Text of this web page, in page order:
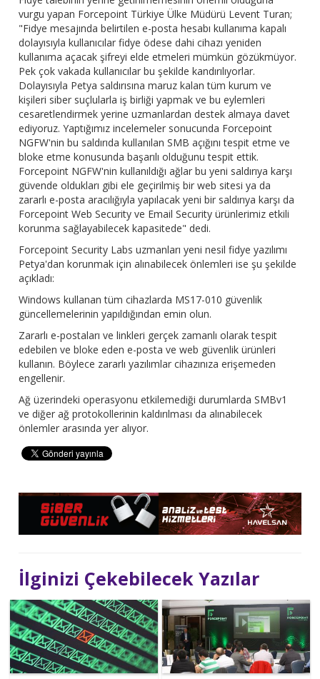
vurgu yapan Forcepoint Türkiye Ülke Müdürü Levent Turan;
"Fidye mesajında belirtilen e-posta hesabı kullanıma kapalı
dolayısıyla kullanıcılar fidye ödese dahi cihazı yeniden
kullanıma açacak şifreyi elde etmeleri mümkün gözükmüyor.
Pek çok vakada kullanıcılar bu şekilde kandırılıyorlar.
Dolayısıyla Petya saldırısına maruz kalan tüm kurum ve
kişileri siber suçlularla iş birliği yapmak ve bu eylemleri
cesaretlendirmek yerine uzmanlardan destek almaya davet
ediyoruz. Yaptığımız incelemeler sonucunda Forcepoint
NGFW'nin bu saldırıda kullanılan SMB açığını tespit etme ve
bloke etme konusunda başarılı olduğunu tespit ettik.
Forcepoint NGFW'nin kullanıldığı ağlar bu yeni saldırıya karşı
güvende oldukları gibi ele geçirilmiş bir web sitesi ya da
zararlı e-posta aracılığıyla yapılacak yeni bir saldırıya karşı da
Forcepoint Web Security ve Email Security ürünlerimiz etkili
korunma sağlayabilecek kapasitede" dedi.
Forcepoint Security Labs uzmanları yeni nesil fidye yazılımı
Petya'dan korunmak için alınabilecek önlemleri ise şu şekilde
açıkladı:
Windows kullanan tüm cihazlarda MS17-010 güvenlik
güncellemelerinin yapıldığından emin olun.
Zararlı e-postaları ve linkleri gerçek zamanlı olarak tespit
edebilen ve bloke eden e-posta ve web güvenlik ürünleri
kullanın. Böylece zararlı yazılımlar cihazınıza erişemeden
engellenir.
Ağ üzerindeki operasyonu etkilemediği durumlarda SMBv1
ve diğer ağ protokollerinin kaldırılması da alınabilecek
önlemler arasında yer alıyor.
İlginizi Çekebilecek Yazılar